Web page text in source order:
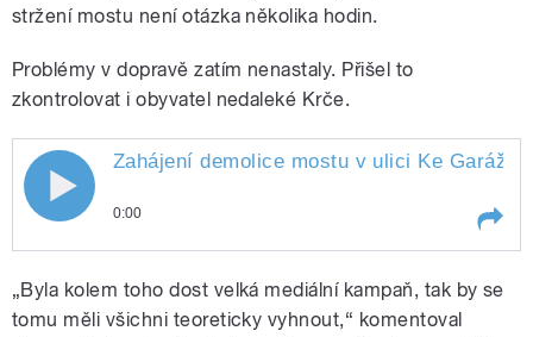
stržení mostu není otázka několika hodin.
Problémy v dopravě zatím nenastaly. Přišel to
zkontrolovat i obyvatel nedaleké Krče.
Zahájení demolice mostu v ulici Ke
0:00
Ke Garážím sledovala Alena
„Byla kolem toho dost velká mediální kampaň, tak by se
tomu měli všichni teoreticky vyhnout,“ komentoval